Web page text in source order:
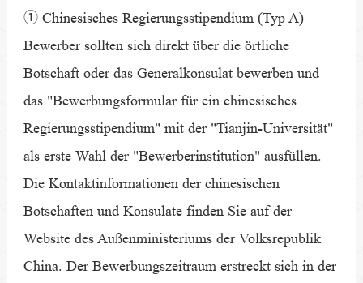
① Chinesisches Regierungsstipendium (Typ A)
Bewerber sollten sich direkt über die örtliche
Botschaft oder das Generalkonsulat bewerben und
das "Bewerbungsformular für ein chinesisches
Regierungsstipendium" mit der "Tianjin-Universität"
als erste Wahl der "Bewerberinstitution" ausfüllen.
Die Kontaktinformationen der chinesischen
Botschaften und Konsulate finden Sie auf der
Website des Außenministeriums der Volksrepublik
China. Der Bewerbungszeitraum erstreckt sich in der